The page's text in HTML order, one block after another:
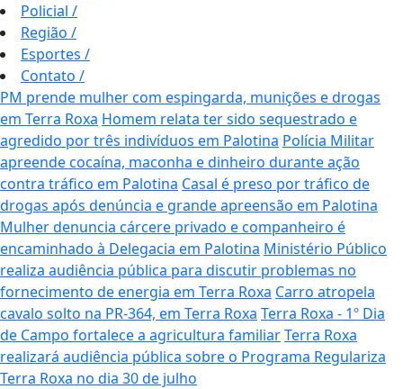
Policial /
Região /
Esportes /
Contato /
PM prende mulher com espingarda, munições e drogas
em Terra Roxa Homem relata ter sido sequestrado e
agredido por três indivíduos em Palotina Polícia Militar
apreende cocaína, maconha e dinheiro durante ação
contra tráfico em Palotina Casal é preso por tráfico de
drogas após denúncia e grande apreensão em Palotina
Mulher denuncia cárcere privado e companheiro é
encaminhado à Delegacia em Palotina Ministério Público
realiza audiência pública para discutir problemas no
fornecimento de energia em Terra Roxa Carro atropela
cavalo solto na PR-364, em Terra Roxa Terra Roxa - 1º Dia
de Campo fortalece a agricultura familiarTerra Roxa
realizará audiência pública sobre o Programa Regulariza
Terra Roxa no dia 30 de julho